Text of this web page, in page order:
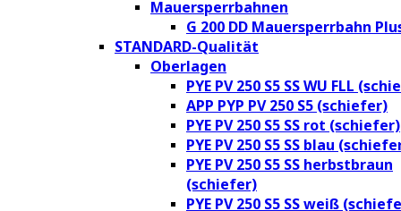
Mauersperrbahnen
G 200 DD Mauersperrbahn
STANDARD-Qualität
Oberlagen
PYE PV 250 S5 SS WU FLL
APP PYP PV 250 S5 (schiefer)
PYE PV 250 S5 SS rot (schiefer)
PYE PV 250 S5 SS blau
PYE PV 250 S5 SS herbstbraun
(schiefer)
PYE PV 250 S5 SS weiß